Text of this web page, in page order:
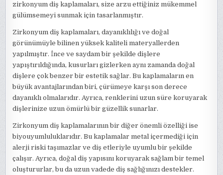
zirkonyum diş kaplamaları, size arzu ettiğiniz mükemmel
gülümsemeyi sunmak için tasarlanmıştır.
Zirkonyum diş kaplamaları, dayanıklılığı ve doğal
görünümüyle bilinen yüksek kaliteli materyallerden
yapılmıştır. İnce ve saydam bir şekilde dişlere
yapıştırıldığında, kusurları gizlerken aynı zamanda doğal
dişlere çok benzer bir estetik sağlar. Bu kaplamaların en
büyük avantajlarından biri, çürümeye karşı son derece
dayanıklı olmalarıdır. Ayrıca, renklerini uzun süre koruyarak
dişlerinize uzun ömürlü bir güzellik sunarlar.
Zirkonyum diş kaplamalarının bir diğer önemli özelliği ise
biyouyumluluklarıdır. Bu kaplamalar metal içermediği için
alerji riski taşımazlar ve diş etleriyle uyumlu bir şekilde
çalışır. Ayrıca, doğal diş yapısını koruyarak sağlam bir temel
oluştururlar, bu da uzun vadede diş sağlığınızı destekler.